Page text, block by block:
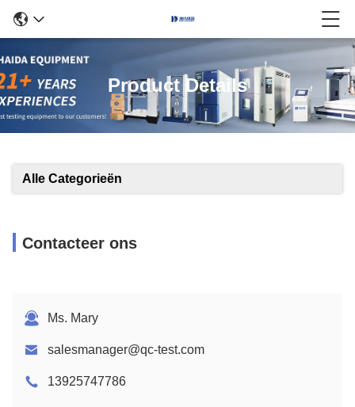
Product Details
Alle Categorieën
Contacteer ons
Ms. Mary
salesmanager@qc-test.com
13925747786